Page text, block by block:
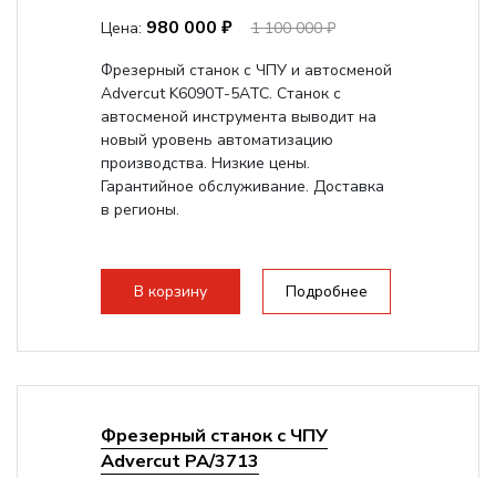
Цена: 980 000 ₽
1 100 000 ₽
Фрезерный станок с ЧПУ и автосменой
Advercut K6090T-5ATC. Станок с
автосменой инструмента выводит на
новый уровень автоматизацию
производства. Низкие цены.
Гарантийное обслуживание. Доставка
в регионы.
В корзину Подробнее
Фрезерный станок с ЧПУ
Advercut PA/3713